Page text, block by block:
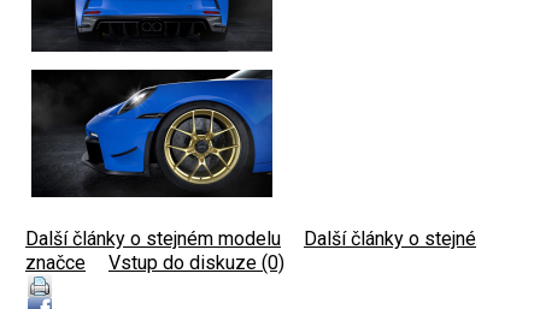
Další články o stejném modelu
Další články o stejné
značce
Vstup do diskuze (0)